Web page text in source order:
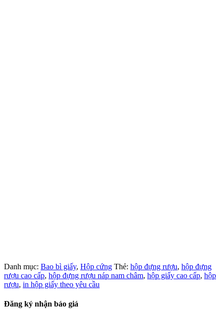
Danh mục: Bao bì giấy, Hộp cứng Thẻ: hộp đựng rượu, hộp đựng
rượu cao cấp, hộp đựng rượu náp nam châm, hộp giấy cao cấp, hộp
rượu, in hộp giấy theo yêu cầu
Đăng ký nhận báo giá